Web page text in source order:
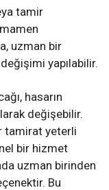
tamir
uzman bir
yapılabilir.
hasarın
değişebilir.
tamirat yeterli
bir hizmet
uzman birinden
Bu